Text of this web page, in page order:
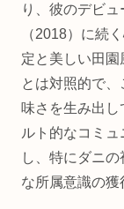
り、彼のデビュ
（2018）に続
定と美しい田
とは対照的で
味さを生み出
ルト的なコミ
し、特にダニ
な所属意識の獲